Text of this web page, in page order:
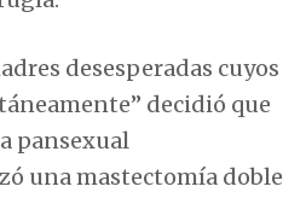
desesperadas cuyos
decidió que
pansexual
una mastectomía doble